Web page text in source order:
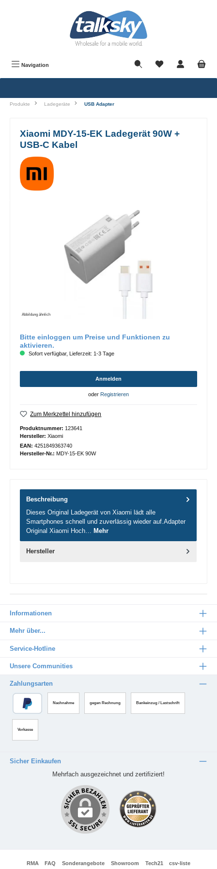
Navigation
Produkte Ladegeräte USB Adapter
Xiaomi MDY-15-EK Ladegerät 90W +
USB-C Kabel
Abbildung ähnlich
Bitte einloggen um Preise und Funktionen zu
aktivieren.
Sofort verfügbar, Lieferzeit: 1-3 Tage
Anmelden
oder Registrieren
Zum Merkzettel hinzufügen
Produktnummer: 123641
Hersteller: Xiaomi
EAN: 4251849363740
Hersteller-Nr.: MDY-15-EK 90W
Beschreibung
Dieses Original Ladegerät von Xiaomi lädt alle
Smartphones schnell und zuverlässig wieder auf.Adapter
Original Xiaomi Hoch… Mehr
Hersteller
Informationen
Mehr über...
Service-Hotline
Unsere Communities
Zahlungsarten
Nachnahme gegen Rechnung Bankeinzug / Lastschrift
Vorkasse
Sicher Einkaufen
Mehrfach ausgezeichnet und zertifiziert!
RMA FAQ Sonderangebote Showroom Tech21 csv-liste